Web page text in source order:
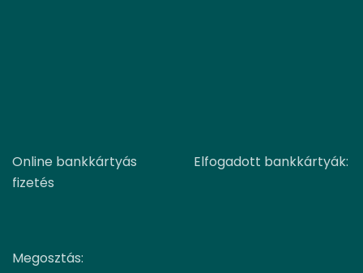
Online bankkártyás
fizetés
Elfogadott bankkártyák:
Megosztás: